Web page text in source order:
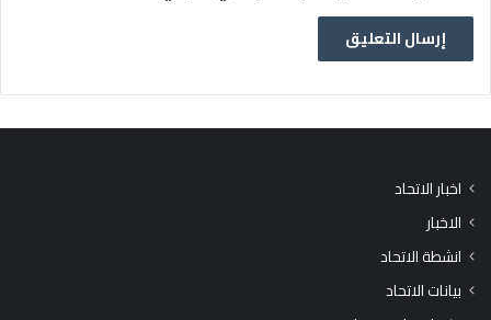
اخبار الاتحاد
الاخبار
انشطة الاتحاد
بيانات الاتحاد